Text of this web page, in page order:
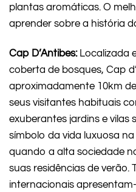
plantas aromáticas. O
aprender sobre a história
Cap D’Antibes:Localizada
coberta de bosques, Cap
aproximadamente 10km
seus visitantes habituais
exuberantes jardins e vilas
símbolo da vida luxuosa na
quando a alta sociedade
suas residências de verão.
internacionais